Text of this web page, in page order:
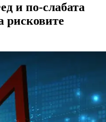
и по-слабата
рисковите